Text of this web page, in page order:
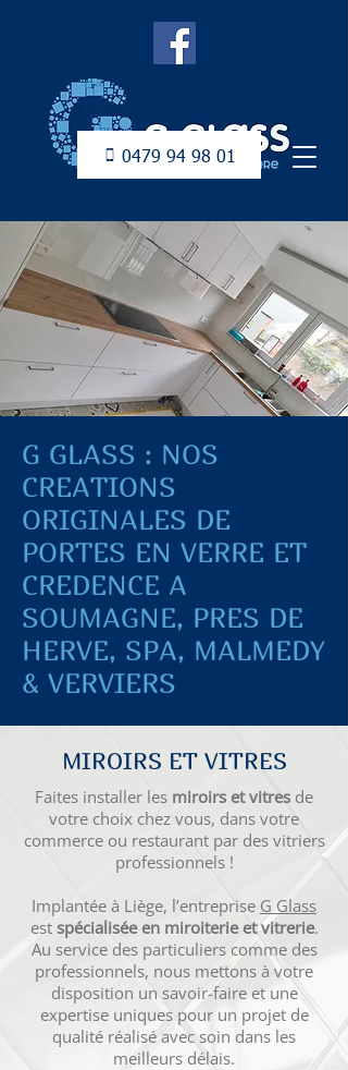
0479 94 98 01
G GLASS : NOS
CREATIONS
ORIGINALES DE
PORTES EN VERRE ET
CREDENCE A
SOUMAGNE, PRES DE
HERVE, SPA, MALMEDY
& VERVIERS
MIROIRS ET VITRES
Faites installer les miroirs et vitres de
votre choix chez vous, dans votre
commerce ou restaurant par des vitriers
professionnels !
Implantée à Liège, l’entreprise G Glass
est spécialisée en miroiterie et vitrerie.
Au service des particuliers comme des
professionnels, nous mettons à votre
disposition un savoir-faire et une
expertise uniques pour un projet de
qualité réalisé avec soin dans les
meilleurs délais.